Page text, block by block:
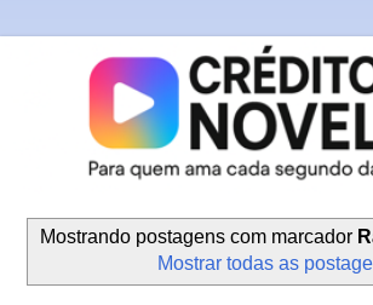
Mostrando postagens com marcador
Mostrar todas as